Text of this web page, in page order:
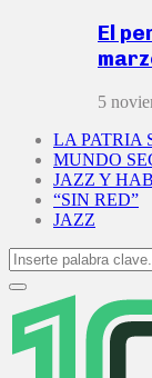
El
5
LA PATRIA
MUNDO
JAZZ Y
“SIN RED”
JAZZ
Search
for:
Primary
Menu